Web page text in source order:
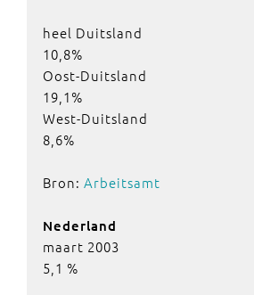
heel Duitsland
10,8%
Oost-Duitsland
19,1%
West-Duitsland
8,6%
Bron: Arbeitsamt
Nederland
maart 2003
5,1 %